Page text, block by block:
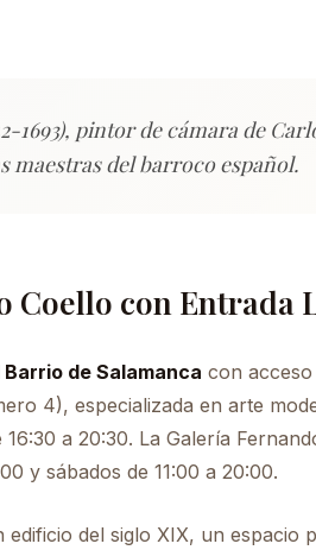
1693), pintor de cámara de
maestras del barroco español.
Coello con Entrada
de Salamanca con
4), especializada en arte
a 20:30. La Galería
y sábados de 11:00 a 20:00.
del siglo XIX, un espacio